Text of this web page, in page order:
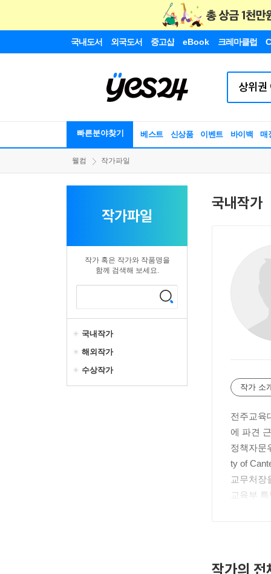
국내도서 외국도서 중고샵 eBook 크레마클럽
빠른분야찾기 베스트 신상품 이벤트 바이백 매
웰컴 작가파일
작가파일
작가 혹은 작가와 작품명을
함께 검색해 보세요.
국내작가
해외작가
수상작가
국내작가
작가 소
전주교육
에 파견
정책자문
ty of
교무처장
교육부
작가의 전